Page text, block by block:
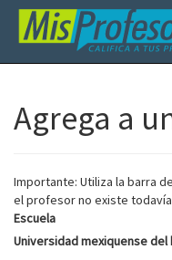
Agrega a
Importante: Utiliza la barra
el profesor no existe
Escuela
Universidad mexiquense